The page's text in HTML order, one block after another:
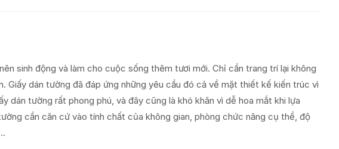
sinh động và làm cho cuộc sống thêm tươi mới. Chỉ cần trang trí lại không
Giấy dán tường đã đáp ứng những yêu cầu đó cả về mặt thiết kế kiến trúc vì
dán tường rất phong phú, và đây cũng là khó khăn vì dễ hoa mắt khi lựa
cần căn cứ vào tính chất của không gian, phòng chức năng cụ thể, độ